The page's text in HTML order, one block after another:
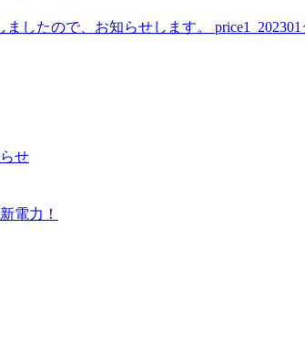
したので、お知らせします。
せ